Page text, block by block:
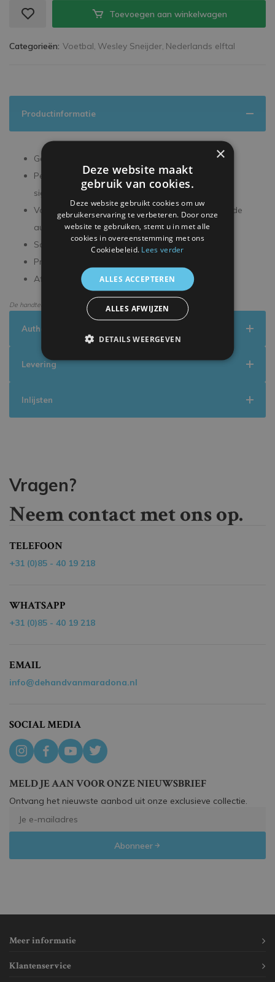
Toevoegen aan winkelwagen
Categorieën: Voetbal, Wesley Sneijder, Nederlands elftal
Productinformatie
Gesigneerde foto van 40 x 30 cm
Persoonlijk gesigneerd tijdens een exclusieve
signeersessie
Voorzien van unieke hologram als garantie voor de
authenticiteit van de handtekening
Scanbare QR-code voor online verificatie
Professioneel en op maat ingelijst
Afmetingen deluxe frame 49 x 59 x 3 cm
De handtekening kan enigszins afwijken van de getoonde afbeelding.
Authenticiteit
Levering
Inlijsten
Vragen?
Neem contact met ons op.
TELEFOON
+31 (0)85 - 40 19 218
WHATSAPP
+31 (0)85 - 40 19 218
EMAIL
info@dehandvanmaradona.nl
SOCIAL MEDIA
MELD JE AAN VOOR ONZE NIEUWSBRIEF
Ontvang het nieuwste aanbod uit onze exclusieve collectie.
Abonneer
Meer informatie
Klantenservice
×
Deze website maakt
gebruik van cookies.
Deze website gebruikt cookies om uw
gebruikerservaring te verbeteren. Door onze
website te gebruiken, stemt u in met alle
cookies in overeenstemming met ons
Cookiebeleid. Lees verder
ALLES ACCEPTEREN
ALLES AFWIJZEN
DETAILS WEERGEVEN